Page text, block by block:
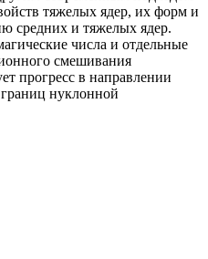
тяжелых ядер, их форм и
средних и тяжелых ядер.
числа и отдельные
смешивания
прогресс в направлении
границ нуклонной